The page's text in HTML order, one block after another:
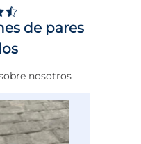
7 Y 8 CMS
de pares
nosotros